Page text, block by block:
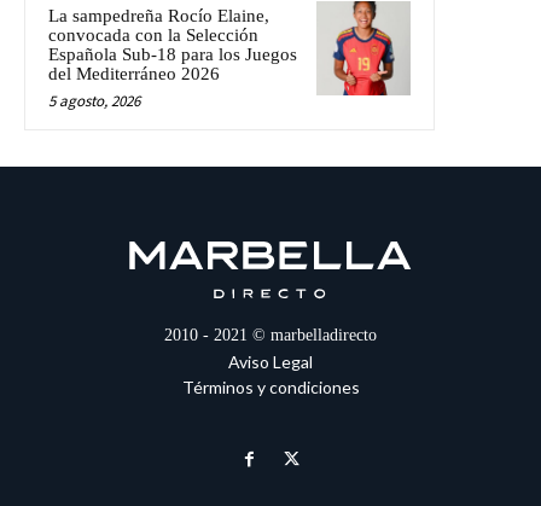
La sampedreña Rocío Elaine,
convocada con la Selección
Española Sub-18 para los Juegos
del Mediterráneo 2026
5 agosto, 2026
2010 - 2021 © marbelladirecto
Aviso Legal
Términos y condiciones